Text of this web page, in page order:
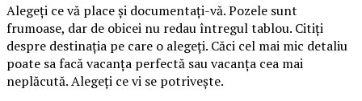
Alegeți ce vă place și documentați-vă. Pozele sunt
frumoase, dar de obicei nu redau întregul tablou. Citiți
despre destinația pe care o alegeți. Căci cel mai mic detaliu
poate sa facă vacanța perfectă sau vacanța cea mai
neplăcută. Alegeți ce vi se potrivește.